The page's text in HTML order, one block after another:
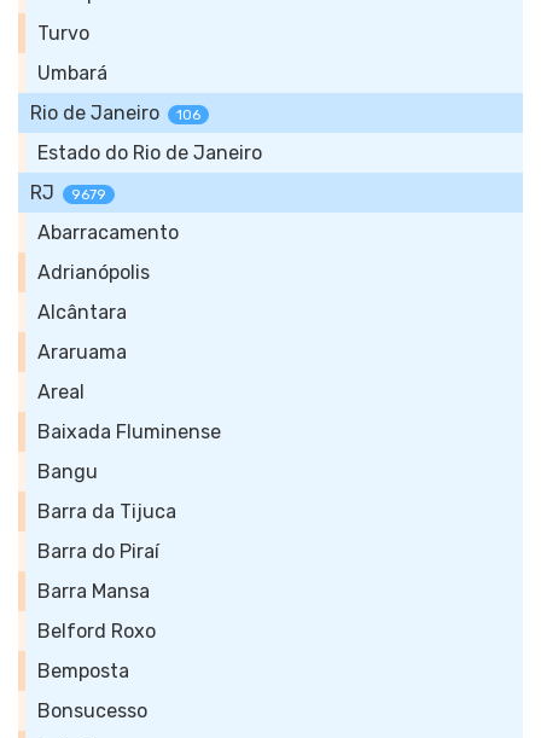
Turvo
Umbará
Rio de Janeiro
106
Estado do Rio de Janeiro
RJ
9679
Abarracamento
Adrianópolis
Alcântara
Araruama
Areal
Baixada Fluminense
Bangu
Barra da Tijuca
Barra do Piraí
Barra Mansa
Belford Roxo
Bemposta
Bonsucesso